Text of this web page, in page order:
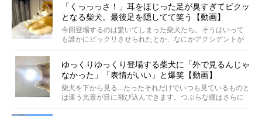
がるのでしょうか。
最近版画製作を始めた、お笑いコンビ「ニューヨーク」の
屋敷裕政さんに、拒否柴を掘っていただきました！ イン
タビューと合わせてご覧ください。
「くっっっさ！」耳をほじった足が臭すぎてビクッ
となる柴犬。最後足を隠してて笑う【動画】
今回登場するのは驚いてしまった柴犬たち。そうはいって
も誰かにビックリさせられたとか、なにかアクシデントが
起きたとか、そういうことが原因ではありません。全ての
ゆっくりゆっくり登場する柴犬に「外で見るんじゃ
なかった」「表情がいい」と爆笑【動画】
柴犬を下から見る…たったそれだけでいつも見ているものと
は違う光景が目に飛び込んできます。つぶらな瞳はさらに
つぶらに見え、モフモフのお顔はさらにモフモフに見えま